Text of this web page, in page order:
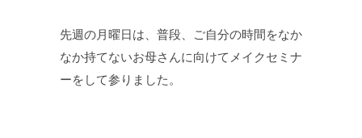
先週の月曜日は、普段、ご自分の時間をなか
なか持てないお母さんに向けてメイクセミナ
ーをして参りました。